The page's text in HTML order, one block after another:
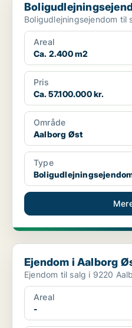
Boligudlejningsejendom
Areal
Ca. 2.400 m2
Pris
Ca. 57.100.000 kr.
Område
Aalborg Øst
Type
Ejendom i Aalborg Øst
Ejendom i Aalborg
Ejendom til salg i 9220
Areal
-